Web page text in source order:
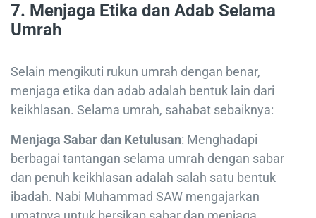
7. Menjaga Etika dan Adab Selama
Umrah
Selain mengikuti rukun umrah dengan benar,
menjaga etika dan adab adalah bentuk lain dari
keikhlasan. Selama umrah, sahabat sebaiknya:
Menjaga Sabar dan Ketulusan: Menghadapi
berbagai tantangan selama umrah dengan sabar
dan penuh keikhlasan adalah salah satu bentuk
ibadah. Nabi Muhammad SAW mengajarkan